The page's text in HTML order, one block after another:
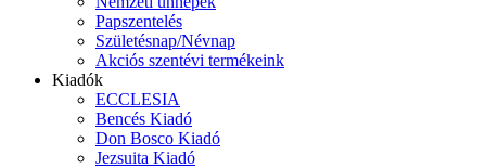
Papszentelés
Születésnap/Névnap
Akciós szentévi termékeink
Kiadók
ECCLESIA
Bencés Kiadó
Don Bosco Kiadó
Jezsuita Kiadó